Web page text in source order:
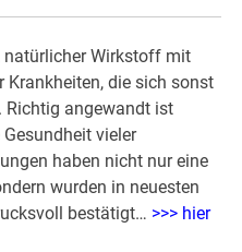
natürlicher Wirkstoff mit
die sich sonst
Richtig angewandt ist
vieler
haben nicht nur eine
wurden in neuesten
bestätigt… >>> hier